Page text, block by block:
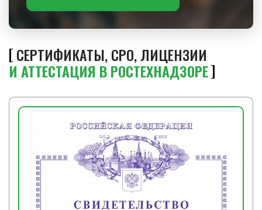
СЕРТИФИКАТЫ, СРО, ЛИЦЕНЗИИ
И АТТЕСТАЦИЯ В РОСТЕХНАДЗОРЕ